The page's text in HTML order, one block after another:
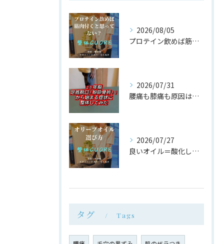
2026/08/05
プロテイン飲めば筋肉付く は大間違い
2026/07/31
腰痛も膝痛も原因は同じ場所だった
2026/07/27
良いオイル＝酸化しにくいオイル
タグ Tags